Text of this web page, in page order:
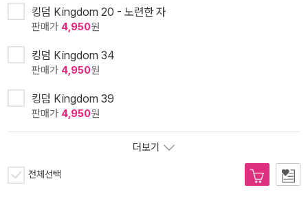
킹덤 Kingdom 20 - 노련한 자
판매가 4,950원
킹덤 Kingdom 34
판매가 4,950원
킹덤 Kingdom 39
판매가 4,950원
더보기
전체선택